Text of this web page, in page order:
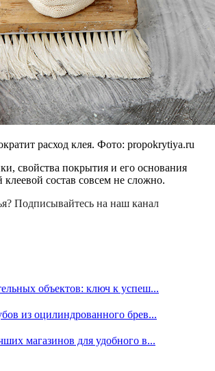
расход клея. Фото: propokrytiya.ru
свойства покрытия и его основания
состав совсем не сложно.
Подписывайтесь на наш канал
объектов: ключ к успеш...
из оцилиндрованного брев...
магазинов для удобного в...